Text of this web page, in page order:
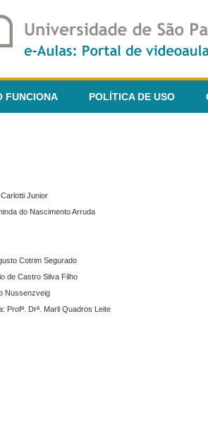
FUNCIONA POLÍTICA DE USO
Junior
do Nascimento Arruda
Cotrim Segurado
de Castro Silva Filho
Nussenzveig
Profª. Drª. Marli Quadros Leite